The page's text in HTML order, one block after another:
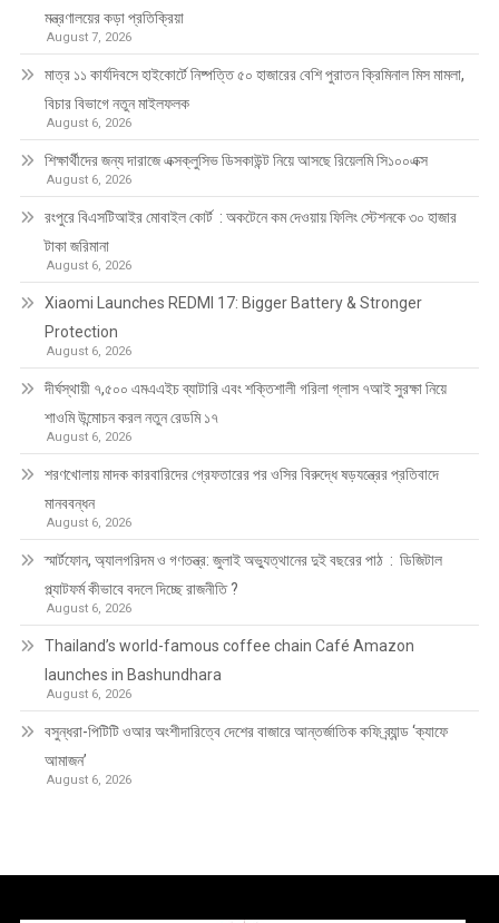
মন্ত্রণালয়ের কড়া প্রতিক্রিয়া
August 7, 2026
মাত্র ১১ কার্যদিবসে হাইকোর্টে নিষ্পত্তি ৫০ হাজারের বেশি পুরাতন ক্রিমিনাল মিস মামলা,
বিচার বিভাগে নতুন মাইলফলক
August 6, 2026
শিক্ষার্থীদের জন্য দারাজে এক্সক্লুসিভ ডিসকাউন্ট নিয়ে আসছে রিয়েলমি সি১০০এক্স
August 6, 2026
রংপুরে বিএসটিআইর মোবাইল কোর্ট : অকটেনে কম দেওয়ায় ফিলিং স্টেশনকে ৩০ হাজার
টাকা জরিমানা
August 6, 2026
Xiaomi Launches REDMI 17: Bigger Battery & Stronger
Protection
August 6, 2026
দীর্ঘস্থায়ী ৭,৫০০ এমএএইচ ব্যাটারি এবং শক্তিশালী গরিলা গ্লাস ৭আই সুরক্ষা নিয়ে
শাওমি উন্মোচন করল নতুন রেডমি ১৭
August 6, 2026
শরণখোলায় মাদক কারবারিদের গ্রেফতারের পর ওসির বিরুদ্ধে ষড়যন্ত্রের প্রতিবাদে
মানববন্ধন
August 6, 2026
স্মার্টফোন, অ্যালগরিদম ও গণতন্ত্র: জুলাই অভ্যুত্থানের দুই বছরের পাঠ : ডিজিটাল
প্ল্যাটফর্ম কীভাবে বদলে দিচ্ছে রাজনীতি ?
August 6, 2026
Thailand’s world-famous coffee chain Café Amazon
launches in Bashundhara
August 6, 2026
বসুন্ধরা-পিটিটি ওআর অংশীদারিত্বে দেশের বাজারে আন্তর্জাতিক কফি ব্র্যান্ড ‘ক্যাফে
আমাজন’
August 6, 2026